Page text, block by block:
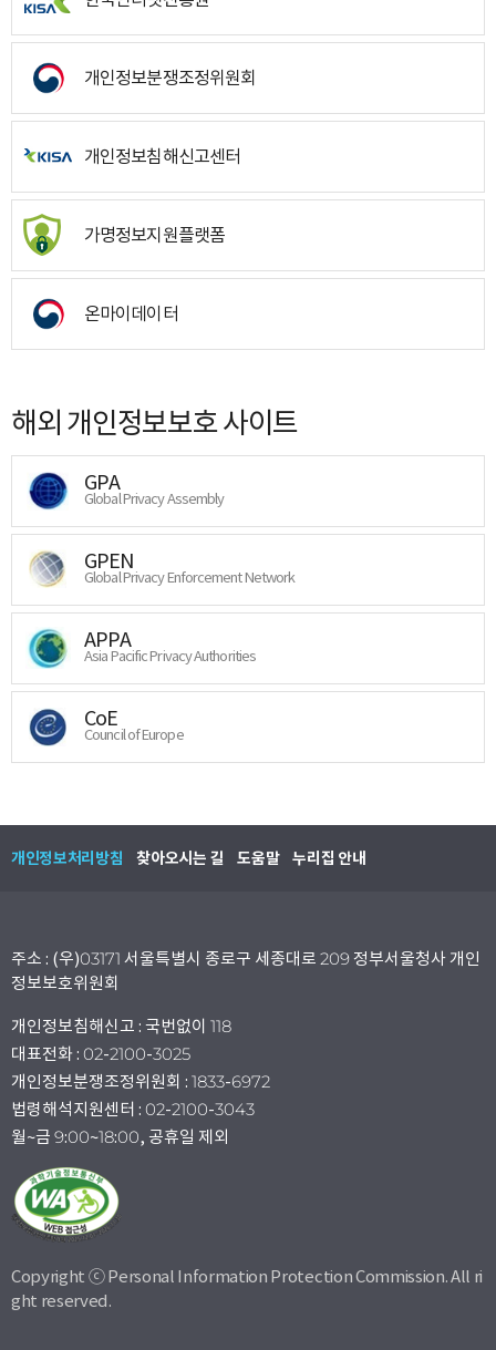
개인정보분쟁조정위원회
개인정보침해신고센터
가명정보지원플랫폼
온마이데이터
해외 개인정보보호 사이트
GPA
Global Privacy Assembly
GPEN
Global Privacy Enforcement Network
APPA
Asia Pacific Privacy Authorities
CoE
Council of Europe
개인정보처리방침 찾아오시는 길 도움말 누리집 안내
주소 : (우)03171 서울특별시 종로구 세종대로 209 정부서울청사 개인
정보보호위원회
개인정보침해신고 : 국번없이 118
대표전화 : 02-2100-3025
개인정보분쟁조정위원회 : 1833-6972
법령해석지원센터 : 02-2100-3043
월~금 9:00~18:00, 공휴일 제외
Copyright ⓒ Personal Information Protection Commission. All ri
ght reserved.